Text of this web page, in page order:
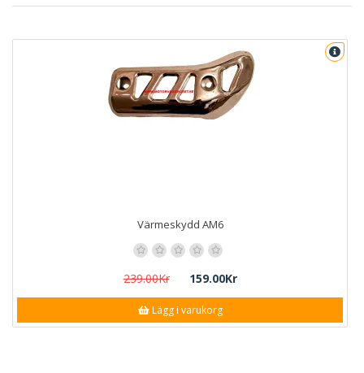
Värmeskydd AM6
239.00Kr 159.00Kr
Lägg i varukorg